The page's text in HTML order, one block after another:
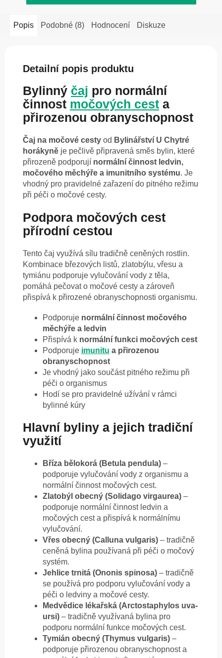
Popis Podobné (8) Hodnocení Diskuze
Detailní popis produktu
Bylinný čaj pro normální
činnost močových cest a
přirozenou obranyschopnost
Čaj na močové cesty od Bylinářství U Chytré
horákyně je pečlivě připravená směs bylin, které
přirozeně podporují normální činnost ledvin,
močového měchýře a imunitního systému. Je
vhodný pro pravidelné zařazení do pitného režimu
při péči o močové cesty.
Podpora močových cest
přírodní cestou
Tento čaj využívá sílu tradičně ceněných rostlin.
Kombinace březových listů, zlatobýlu, vřesu a
tymiánu podporuje vylučování vody z těla,
pomáhá pečovat o močové cesty a zároveň
přispívá k přirozené obranyschopnosti organismu.
Podporuje normální činnost močového
měchýře a ledvin
Přispívá k normální funkci močových cest
Podporuje imunitu a přirozenou
obranyschopnost
Je vhodný jako součást pitného režimu při
péči o organismus
Hodí se pro pravidelné užívání v rámci
bylinné kúry
Hlavní byliny a jejich tradiční
využití
Bříza bělokorá (Betula pendula) –
podporuje vylučování vody z organismu a
normální činnost močových cest.
Zlatobýl obecný (Solidago virgaurea) –
podporuje normální činnost ledvin a
močových cest a přispívá k normálnímu
vylučování.
Vřes obecný (Calluna vulgaris) – tradičně
ceněná bylina používaná při péči o močový
systém.
Jehlice trnitá (Ononis spinosa) – tradičně
se používá pro podporu vylučování vody a
péči o ledviny a močové cesty.
Medvědice lékařská (Arctostaphylos uva-
ursi) – tradičně využívaná bylina pro
podporu normální funkce močových cest.
Tymián obecný (Thymus vulgaris) –
podporuje přirozenou obranyschopnost a